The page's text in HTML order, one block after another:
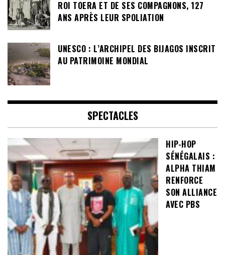
ROI TOERA ET DE SES COMPAGNONS, 127
ANS APRÈS LEUR SPOLIATION
UNESCO : L’ARCHIPEL DES BIJAGOS INSCRIT
AU PATRIMOINE MONDIAL
SPECTACLES
HIP-HOP
SÉNÉGALAIS :
ALPHA THIAM
RENFORCE
SON ALLIANCE
AVEC PBS